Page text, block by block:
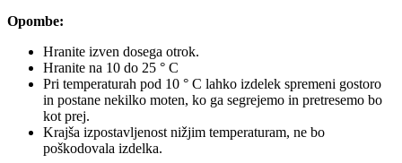
Opombe:
Hranite izven dosega otrok.
Hranite na 10 do 25 ° C
Pri temperaturah pod 10 ° C lahko izdelek spremeni gostoro
in postane nekilko moten, ko ga segrejemo in pretresemo bo
kot prej.
Krajša izpostavljenost nižjim temperaturam, ne bo
poškodovala izdelka.